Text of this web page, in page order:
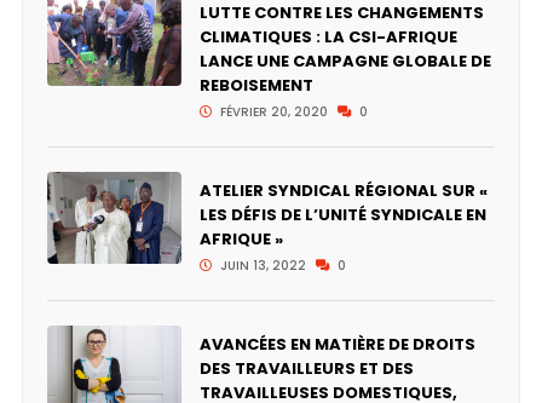
LUTTE CONTRE LES CHANGEMENTS
CLIMATIQUES : LA CSI-AFRIQUE
LANCE UNE CAMPAGNE GLOBALE DE
REBOISEMENT
FÉVRIER 20, 2020 0
ATELIER SYNDICAL RÉGIONAL SUR «
LES DÉFIS DE L’UNITÉ SYNDICALE EN
AFRIQUE »
JUIN 13, 2022 0
AVANCÉES EN MATIÈRE DE DROITS
DES TRAVAILLEURS ET DES
TRAVAILLEUSES DOMESTIQUES,